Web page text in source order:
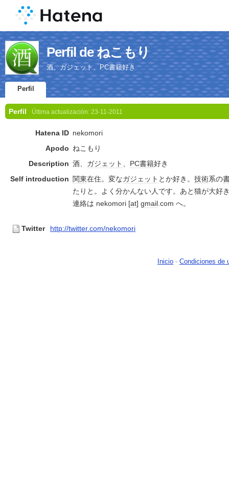
Perfil de ねこもり
酒、ガジェット、PC書籍好き
Perfil
Perfil Última actualización: 23-11-2011
Hatena ID nekomori
Apodo ねこもり
Description 酒、 ガジェット 、 PC書籍好き
Self introduction 関東在住。変なガジェット とか好き。 技術系の
たりと。よく分かんない人です。あと猫が大好
連絡は nekomori [at] gmail.com へ。
Twitter http://twitter.com/nekomori
Inicio - Condiciones de